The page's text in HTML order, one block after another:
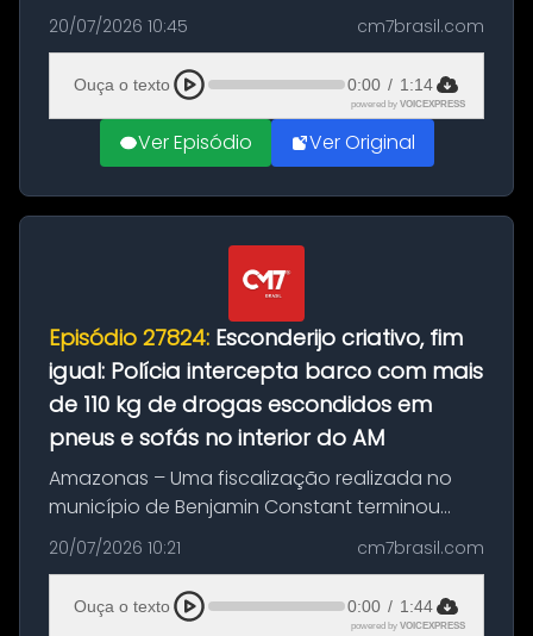
Figueiredo de Souza, de 38 anos, no município
de São Sebastião do Uatumã, no interior do
Amazonas. A colisão ocorreu n...
20/07/2026 10:45 cm7brasil.com
Ouça o texto 0:00 / 1:14
powered by VOICEXPRESS
Ver Episódio Ver Original
Episódio 27824: Esconderijo criativo, fim
igual: Polícia intercepta barco com mais
de 110 kg de drogas escondidos em
pneus e sofás no interior do AM
Amazonas – Uma fiscalização realizada no
município de Benjamin Constant terminou
com a apreensão de aproximadamente 115
quilos de entorpecentes em uma
embarcação atracada no porto da cidade. O
materia...
20/07/2026 10:21 cm7brasil.com
Ouça o texto 0:00 / 1:44
powered by VOICEXPRESS